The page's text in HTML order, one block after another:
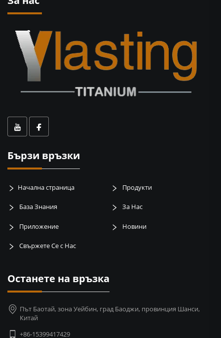
Бързи връзки
Начална страница Продукти
База Знания За Нас
Приложение Новини
Свържете Се с Нас
Останете на връзка
Път Баотай, зона Уейбин, град Баоджи, провинция Шанси,
Китай
+86-15399417429